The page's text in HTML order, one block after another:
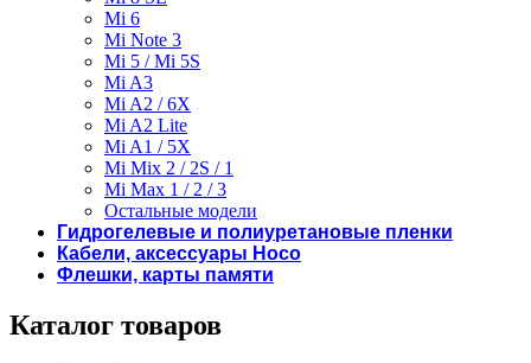
Mi 6
Mi Note 3
Mi 5 / Mi 5S
Mi A3
Mi A2 / 6X
Mi A2 Lite
Mi A1 / 5X
Mi Mix 2 / 2S / 1
Mi Max 1 / 2 / 3
Остальные модели
Гидрогелевые и полиуретановые пленки
Кабели, аксессуары Hoco
Флешки, карты памяти
Каталог товаров